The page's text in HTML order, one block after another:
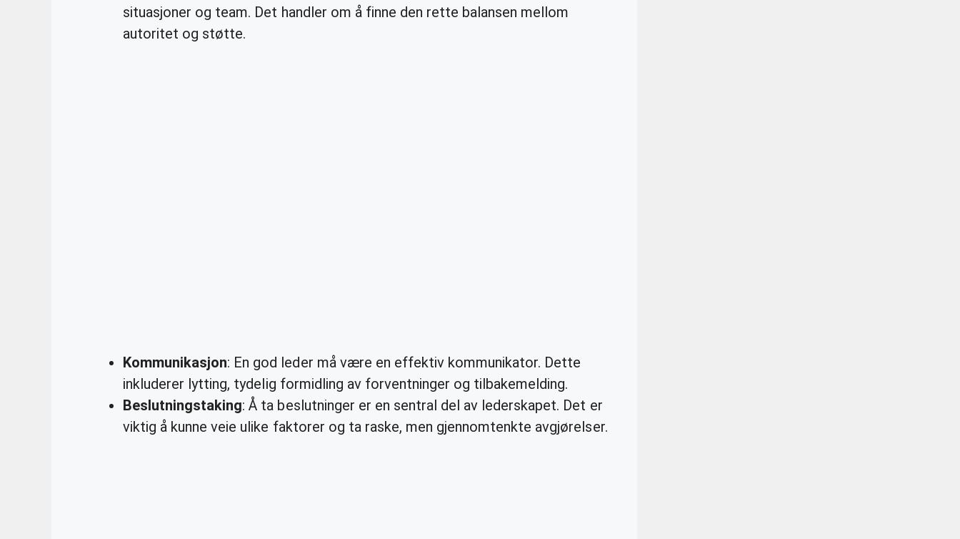
situasjoner og team. Det handler om å finne den rette balansen mellom
autoritet og støtte.
Kommunikasjon: En god leder må være en effektiv kommunikator. Dette
inkluderer lytting, tydelig formidling av forventninger og tilbakemelding.
Beslutningstaking: Å ta beslutninger er en sentral del av lederskapet. Det er
viktig å kunne veie ulike faktorer og ta raske, men gjennomtenkte avgjørelser.